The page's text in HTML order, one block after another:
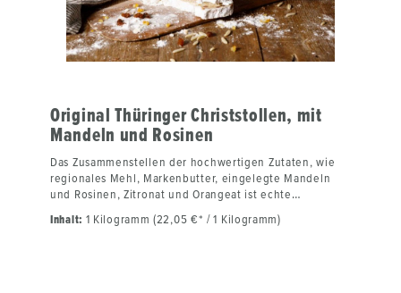
Original Thüringer Christstollen, mit
Mandeln und Rosinen
Das Zusammenstellen der hochwertigen Zutaten, wie
regionales Mehl, Markenbutter, eingelegte Mandeln
und Rosinen, Zitronat und Orangeat ist echte
Kneten des Stollenteiges und seine Ruhezeit. Nach
Inhalt: 1 Kilogramm (22,05 €* / 1 Kilogramm)